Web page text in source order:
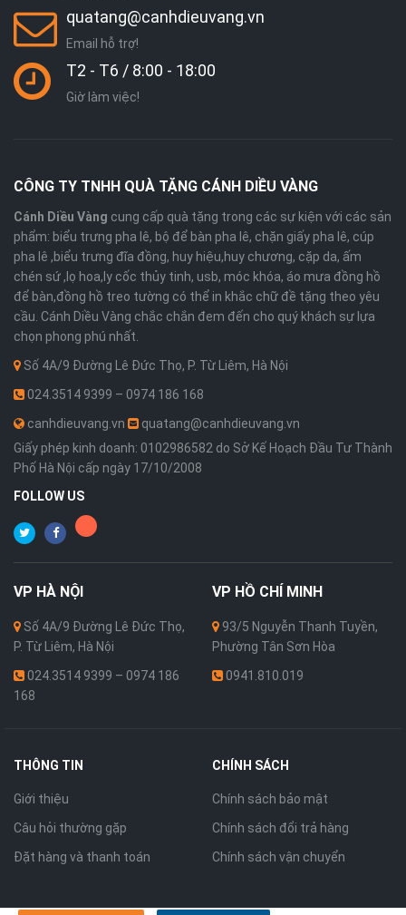
quatang@canhdieuvang.vn
Email hỗ trợ!
T2 - T6 / 8:00 - 18:00
Giờ làm việc!
CÔNG TY TNHH QUÀ TẶNG CÁNH DIỀU VÀNG
Cánh Diều Vàng cung cấp quà tặng trong các sự kiện với các sản
phẩm: biểu trưng pha lê, bộ để bàn pha lê, chặn giấy pha lê, cúp
pha lê ,biểu trưng đĩa đồng, huy hiệu,huy chương, cặp da, ấm
chén sứ ,lọ hoa,ly cốc thủy tinh, usb, móc khóa, áo mưa đồng hồ
để bàn,đồng hồ treo tường có thể in khắc chữ đề tặng theo yêu
cầu. Cánh Diều Vàng chắc chắn đem đến cho quý khách sự lựa
chọn phong phú nhất.
Số 4A/9 Đường Lê Đức Thọ, P. Từ Liêm, Hà Nội
024.3514 9399 – 0974 186 168
canhdieuvang.vn
quatang@canhdieuvang.vn
Giấy phép kinh doanh: 0102986582 do Sở Kế Hoạch Đầu Tư Thành
Phố Hà Nội cấp ngày 17/10/2008
FOLLOW US
VP HÀ NỘI
Số 4A/9 Đường Lê Đức Thọ,
P. Từ Liêm, Hà Nội
024.3514 9399 – 0974 186
168
VP HỒ CHÍ MINH
93/5 Nguyễn Thanh Tuyền,
Phường Tân Sơn Hòa
0941.810.019
THÔNG TIN
Giới thiệu
Câu hỏi thường gặp
Đặt hàng và thanh toán
CHÍNH SÁCH
Chính sách bảo mật
Chính sách đổi trả hàng
Chính sách vận chuyển